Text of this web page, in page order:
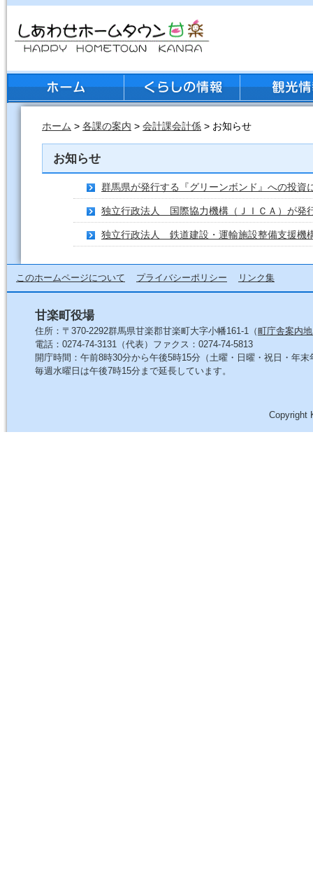
ホーム > 各課の案内 > 会計課会計係 > お知らせ
お知らせ
群馬県が発行する『グリーンボンド』への投資
独立行政法人 国際協力機構（ＪＩＣＡ）が発
独立行政法人 鉄道建設・運輸施設整備支援機
このホームページについて プライバシーポリシー リンク集
甘楽町役場
住所：〒370-2292群馬県甘楽郡甘楽町大字小幡161-1（町庁舎案内
電話：0274-74-3131（代表）ファクス：0274-74-5813
開庁時間：午前8時30分から午後5時15分（土曜・日曜・祝日・年末
毎週水曜日は午後7時15分まで延長しています。
Copyright